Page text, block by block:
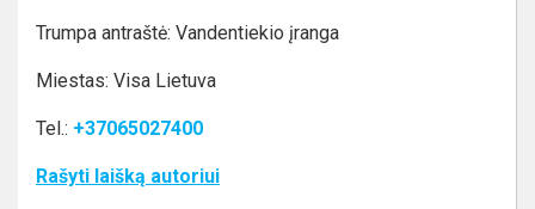
Trumpa antraštė: Vandentiekio įranga
Miestas: Visa Lietuva
Tel.: +37065027400
Rašyti laišką autoriui